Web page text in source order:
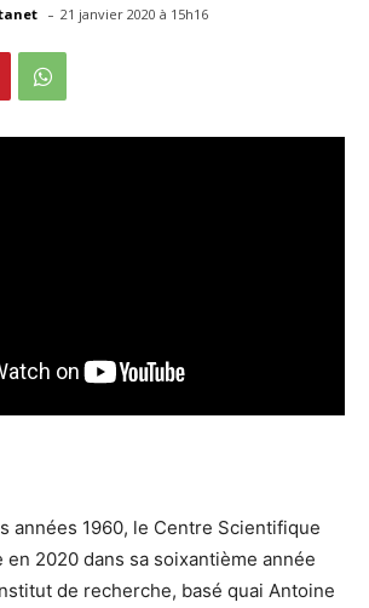
- 21 janvier 2020 à 15h16
années 1960, le Centre Scientifique
2020 dans sa soixantième année
de recherche, basé quai Antoine